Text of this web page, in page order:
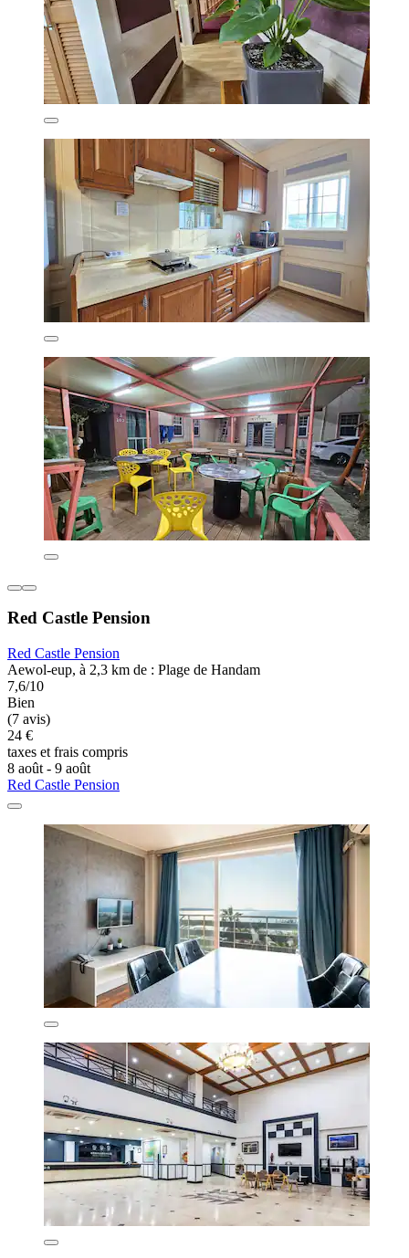
Red Castle Pension
Red Castle Pension
Aewol-eup, à 2,3 km de : Plage de Handam
7,6/10
Bien
(7 avis)
24 €
taxes et frais compris
8 août - 9 août
Red Castle Pension